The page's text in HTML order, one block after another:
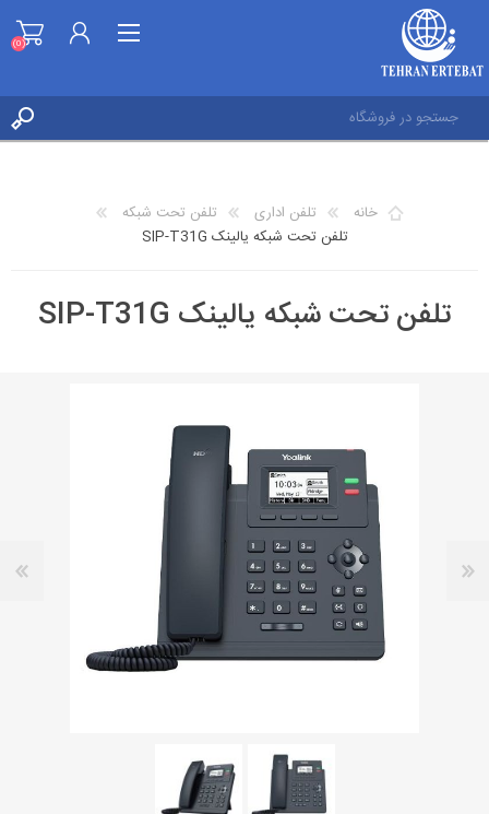
(0)
خانه تلفن اداری
تلفن تحت شبکه
تلفن تحت شبکه یالینک SIP-T31G
تلفن تحت شبکه یالینک SIP-T31G